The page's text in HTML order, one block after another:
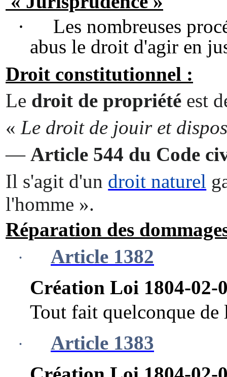
·
Les nombreuses
abus le droit d'agir en
Droit constitutionnel :
Le droit de propriété est
« Le droit de jouir et
— Article 544 du Code
Il s'agit d'un droit naturel
l'homme ».
Réparation des
·
Article 1382
Création Loi 1804-02-
Tout fait quelconque de
·
Article 1383